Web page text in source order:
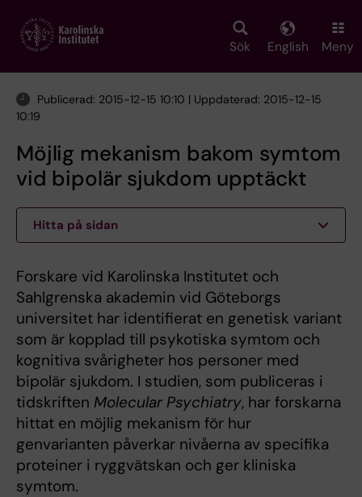
main
Sök English Meny
Publicerad: 2015-12-15 10:10 | Uppdaterad: 2015-12-15
10:19
Möjlig mekanism bakom symtom
vid bipolär sjukdom upptäckt
Hitta på sidan
Forskare vid Karolinska Institutet och
Sahlgrenska akademin vid Göteborgs
universitet har identifierat en genetisk variant
som är kopplad till psykotiska symtom och
kognitiva svårigheter hos personer med
bipolär sjukdom. I studien, som publiceras i
tidskriften Molecular Psychiatry, har forskarna
hittat en möjlig mekanism för hur
genvarianten påverkar nivåerna av specifika
proteiner i ryggvätskan och ger kliniska
symtom.